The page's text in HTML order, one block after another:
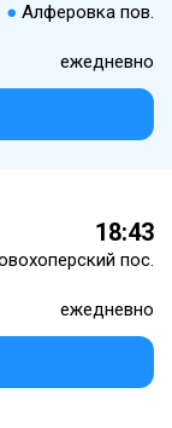
● Алферовка пов.
ежедневно
18:43
пос.
ежедневно